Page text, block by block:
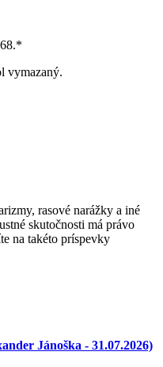
vymazaný.
rasové narážky a iné
skutočnosti má právo
na takéto príspevky
Jánoška - 31.07.2026)